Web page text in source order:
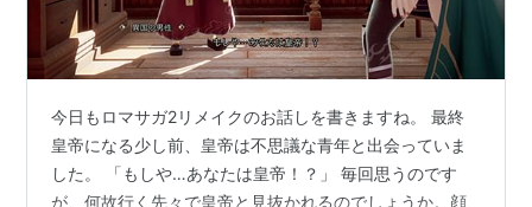
今日もロマサガ2リメイクのお話しを書きますね。 最終
皇帝になる少し前、皇帝は不思議な青年と出会っていま
した。 「もしや…あなたは皇帝！？」 毎回思うのです
が、何故行く先々で皇帝と見抜かれるのでしょうか。顔